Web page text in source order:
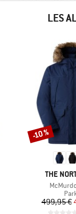
LES
MARQUE
THE
Article
499,95 €
Remise
-10 %